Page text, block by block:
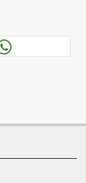
sind.
und Maschinen
nicht
nur